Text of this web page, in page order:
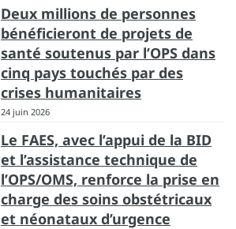
Deux millions de personnes
bénéficieront de projets de
santé soutenus par l’OPS dans
cinq pays touchés par des
crises humanitaires
24 juin 2026
Le FAES, avec l’appui de la BID
et l’assistance technique de
l’OPS/OMS, renforce la prise en
charge des soins obstétricaux
et néonataux d’urgence